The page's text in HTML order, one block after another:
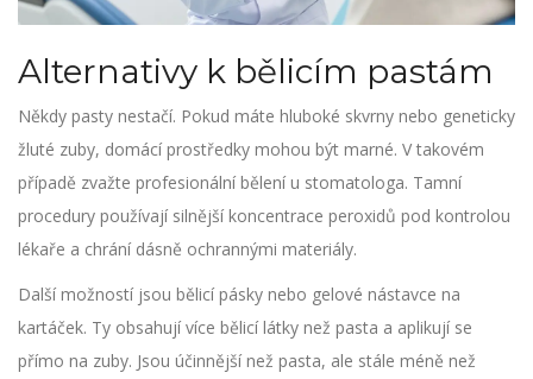
Alternativy k bělicím pastám
Někdy pasty nestačí. Pokud máte hluboké skvrny nebo geneticky
žluté zuby, domácí prostředky mohou být marné. V takovém
případě zvažte profesionální bělení u stomatologa. Tamní
procedury používají silnější koncentrace peroxidů pod kontrolou
lékaře a chrání dásně ochrannými materiály.
Další možností jsou bělicí pásky nebo gelové nástavce na
kartáček. Ty obsahují více bělicí látky než pasta a aplikují se
přímo na zuby. Jsou účinnější než pasta, ale stále méně než